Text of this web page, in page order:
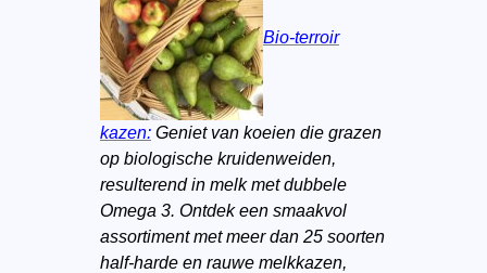
Bio-terroir
kazen:Geniet van koeien die grazen
op biologische kruidenweiden,
resulterend in melk met dubbele
Omega 3. Ontdek een smaakvol
assortiment met meer dan 25 soorten
half-harde en rauwe melkkazen,